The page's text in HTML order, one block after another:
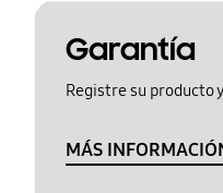
Garantía
Registre su producto
MÁS